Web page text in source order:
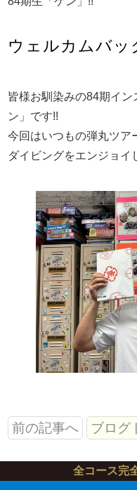
ウェルカムバッ
皆様お馴染みの84期イ
ン」です!!
今回はいつもの弾丸ツア
ダイビングをエンジョイ
前の記事へ ブログ
全コース完